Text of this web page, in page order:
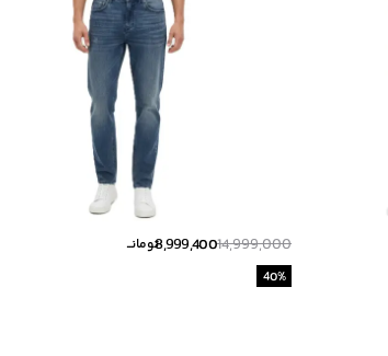
14,999,000
8,999,400تومانــ
40%